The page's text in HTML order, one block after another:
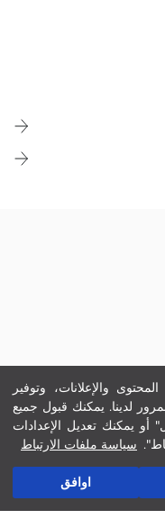
والإعلانات، وتوفير
لدينا. يمكنك قبول جميع
أو يمكنك تعديل الإعدادات
سياسة ملفات الارتباط
اوافق